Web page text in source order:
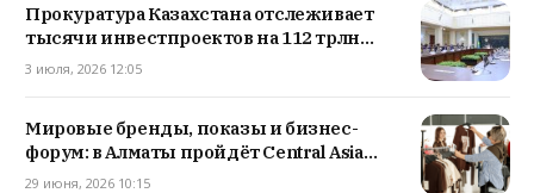
Прокуратура Казахстана отслеживает
тысячи инвестпроектов на 112 трлн
тенге
3 июля, 2026 12:05
Мировые бренды, показы и бизнес-
форум: в Алматы пройдёт Central Asia
Fashion Autumn-2026
29 июня, 2026 10:15